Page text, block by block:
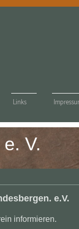
Links
V.
e.V.
informieren.